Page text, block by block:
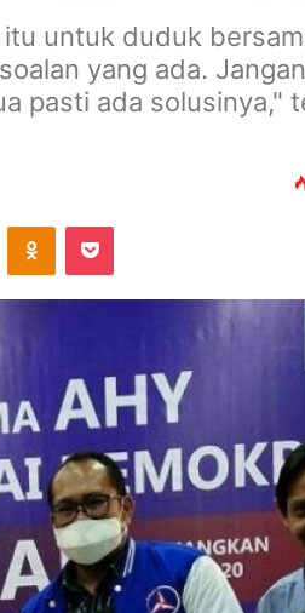
untuk duduk
yang ada.
pasti ada solusinya,"